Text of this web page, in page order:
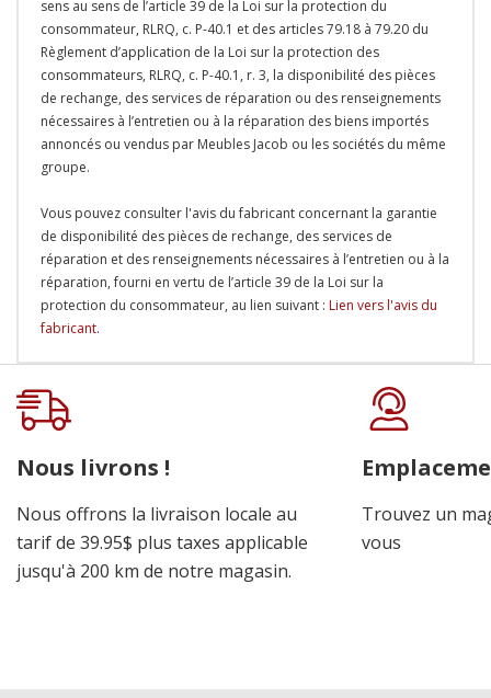
sens au sens de l’article 39 de la Loi sur la protection du
consommateur, RLRQ, c. P-40.1 et des articles 79.18 à 79.20 du
Règlement d’application de la Loi sur la protection des
consommateurs, RLRQ, c. P-40.1, r. 3, la disponibilité des pièces
de rechange, des services de réparation ou des renseignements
nécessaires à l’entretien ou à la réparation des biens importés
annoncés ou vendus par Meubles Jacob ou les sociétés du même
groupe.
Vous pouvez consulter l'avis du fabricant concernant la garantie
de disponibilité des pièces de rechange, des services de
réparation et des renseignements nécessaires à l’entretien ou à la
réparation, fourni en vertu de l’article 39 de la Loi sur la
protection du consommateur, au lien suivant : Lien vers l'avis du
fabricant.
Onglet
personnalisé
Nous livrons !
Nous offrons la livraison locale au
tarif de 39.95$ plus taxes applicable
jusqu'à 200 km de notre magasin.
Trouvez un
vous